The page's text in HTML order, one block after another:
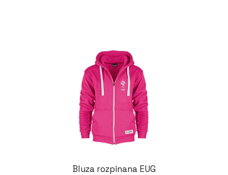
Bluza rozpinana EUG